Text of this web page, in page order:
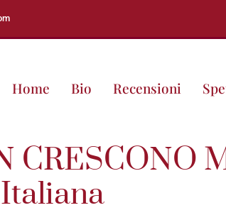
Home Bio Recensioni
CRESCONO